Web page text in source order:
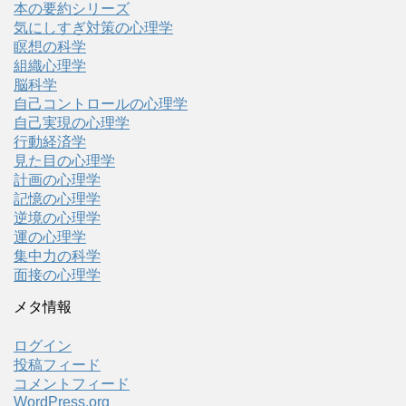
本の要約シリーズ
気にしすぎ対策の心理学
瞑想の科学
組織心理学
脳科学
自己コントロールの心理学
自己実現の心理学
行動経済学
見た目の心理学
計画の心理学
記憶の心理学
逆境の心理学
運の心理学
集中力の科学
面接の心理学
メタ情報
ログイン
投稿フィード
コメントフィード
WordPress.org